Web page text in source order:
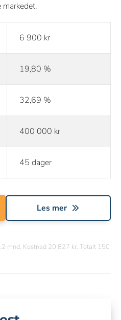
6 900 kr
19,80 %
32,69 %
400 000 kr
45 dager
Les mer
mnd. Kostnad 20 827 kr. Totalt 150